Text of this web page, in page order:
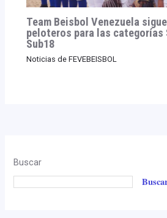
Team Beisbol Venezuela
peloteros para las categorías
Sub18
Noticias de FEVEBEISBOL
Buscar